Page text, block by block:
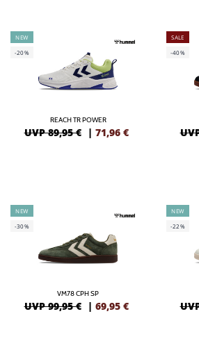
NEW
-20%
REACH TR POWER
UVP 89,95 € | 71,96 €
SALE
-40%
NEW
-30%
VM78 CPH SP
UVP 99,95 € | 69,95 €
NEW
-22%